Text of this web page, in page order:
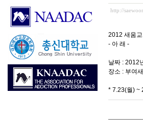
http://
2012 새움
- 아 래 -
날짜 : 2012
장소 : 부여
* 7.23(월) ~